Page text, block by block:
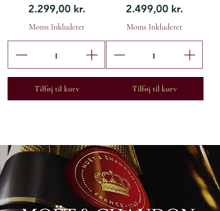
Pris
2.299,00 kr.
Moms Inkluderet
Tilføj til kurv
Pris
2.499,00 kr.
Moms Inkluderet
Tilføj til kurv